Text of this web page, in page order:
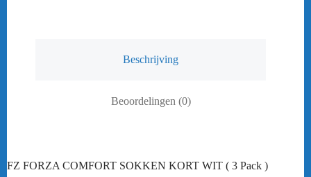
Beschrijving
Beoordelingen (0)
FZ FORZA COMFORT SOKKEN KORT WIT ( 3 Pack )